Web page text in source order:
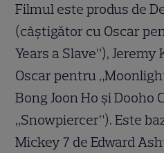
Filmul este produs de
(câștigător cu Oscar
Years a Slave”),
Oscar pentru
Bong Joon Ho și Dooho
„Snowpiercer”). Este
Mickey 7 de Edward